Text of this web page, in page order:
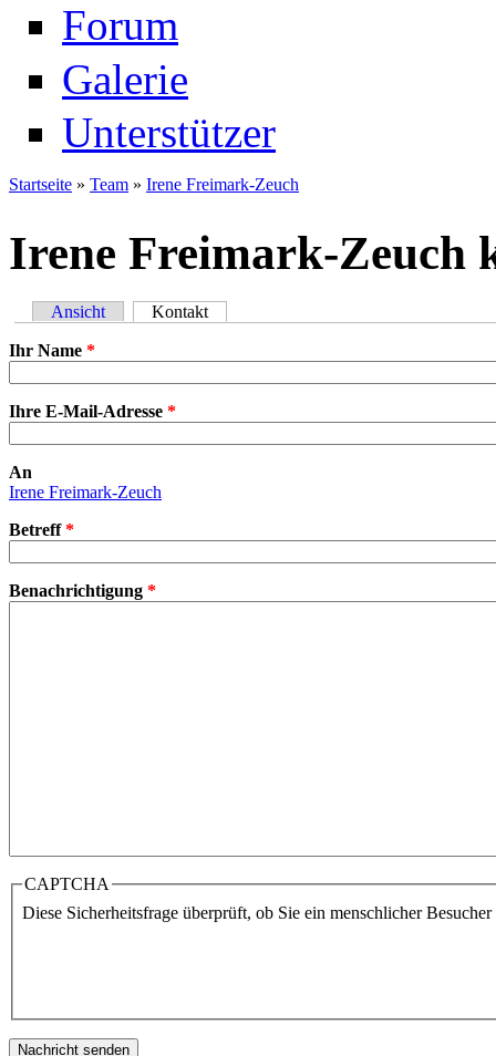
Forum
Galerie
Unterstützer
Startseite » Team » Irene Freimark-Zeuch
Irene Freimark-Zeuch
Primäre Reiter
Ansicht Kontakt
Ihr Name *
Ihre E-Mail-Adresse *
An
Irene Freimark-Zeuch
Betreff*
Benachrichtigung *
CAPTCHA
Diese Sicherheitsfrage überprüft, ob Sie ein menschlicher